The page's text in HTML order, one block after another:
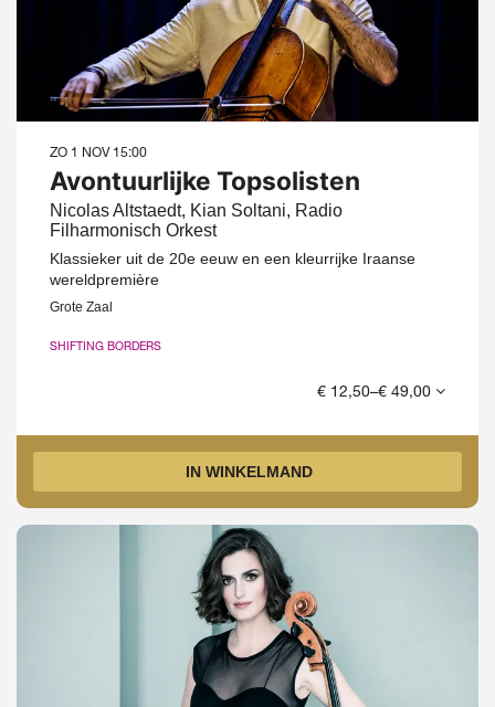
Avontuurlijke Topsolisten
Nicolas Altstaedt, Kian Soltani, Radio
Filharmonisch Orkest
ZO 1 NOV 15:00
Klassieker uit de 20e eeuw en een kleurrijke Iraanse
wereldpremière
Grote Zaal
SHIFTING BORDERS
€ 12,50–€ 49,00
IN WINKELMAND